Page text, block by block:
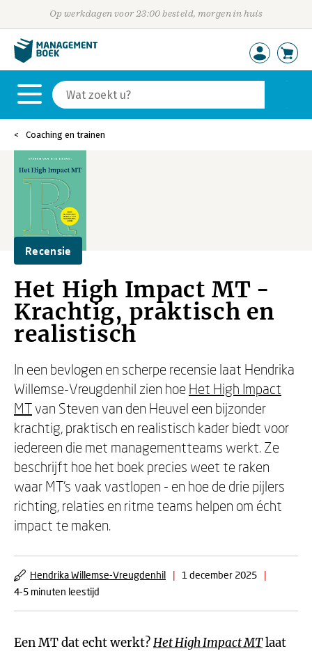
Op werkdagen voor 23:00 besteld, morgen in huis
Coaching en trainen
Recensie
Het High Impact MT -
Krachtig, praktisch en
realistisch
In een bevlogen en scherpe recensie laat Hendrika
Willemse-Vreugdenhil zien hoe Het High Impact
MTvan Steven van den Heuvel een bijzonder
krachtig, praktisch en realistisch kader biedt voor
iedereen die met managementteams werkt. Ze
beschrijft hoe het boek precies weet te raken
waar MT’s vaak vastlopen - en hoe de drie pijlers
richting, relaties en ritme teams helpen om écht
impact te maken.
Hendrika Willemse-Vreugdenhil | 1 december 2025
|
4-5 minuten leestijd
Een MT dat echt werkt?Het High Impact MTlaat